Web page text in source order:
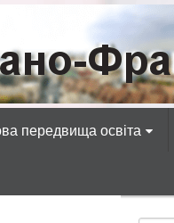
економічних,
передвища освіта